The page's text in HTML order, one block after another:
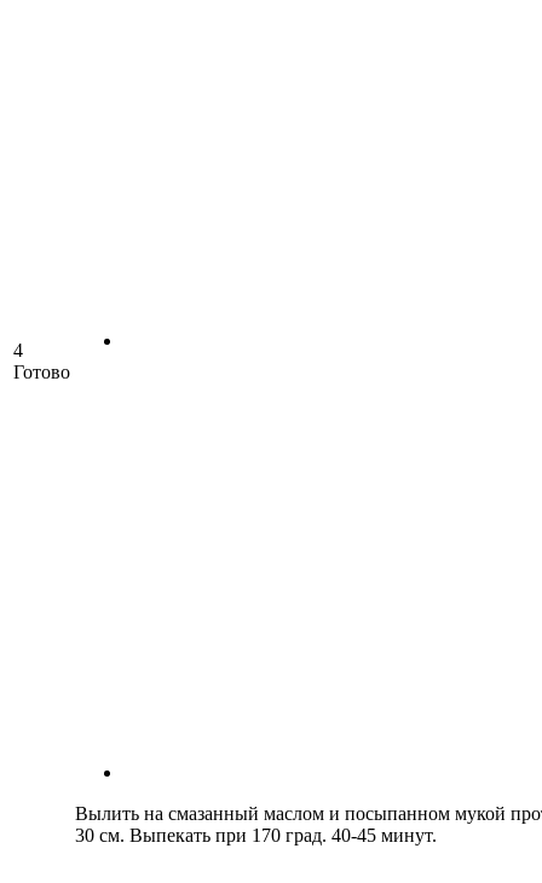
4
Готово
Вылить на смазанный маслом и посыпанном мукой
30 см. Выпекать при 170 град. 40-45 минут.